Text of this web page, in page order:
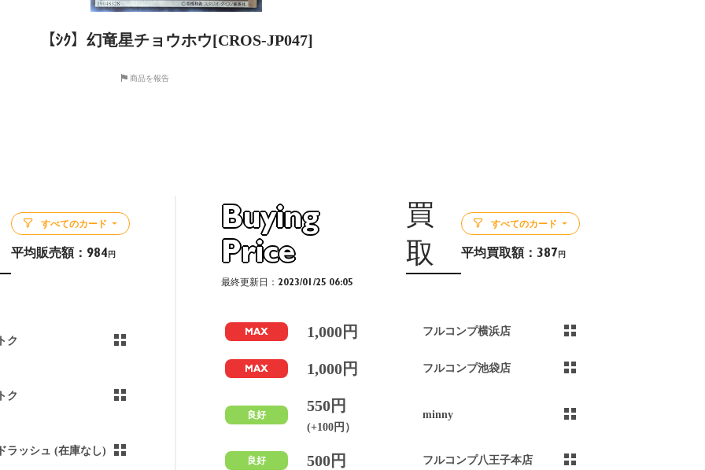
【ｼｸ】幻竜星チョウホウ[CROS-JP047]
商品を報告
すべてのカード
平均販売額： 984 円
ク
ク
ラッシュ (在庫なし)
Buying
Price
買
取
最終更新日：2023/01/25 06:05
すべてのカード
平均買取額： 387 円
MAX 1,000円 フルコンプ横浜店
MAX 1,000円 フルコンプ池袋店
良好
550円
(+100円）
minny
良好 500円 フルコンプ八王子本店